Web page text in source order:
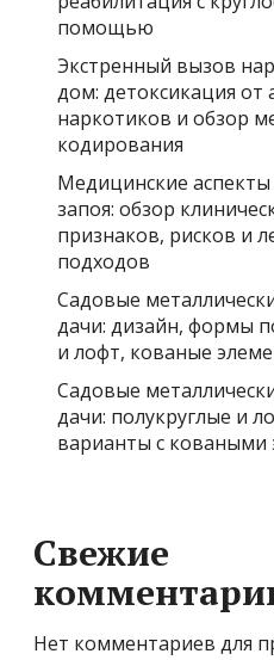
помощью
Экстренный вызов
дом: детоксикация от
наркотиков и обзор
кодирования
Медицинские
запоя: обзор
признаков, рисков и
подходов
Садовые
дачи: дизайн, формы
и лофт, кованые
Садовые
дачи: полукруглые и
варианты с коваными
Свежие
Нет комментариев для